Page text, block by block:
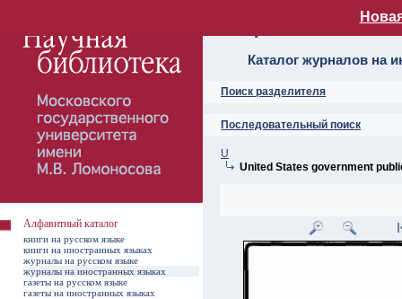
Алфавитный
Каталог журналов на
Поиск разделителя
Последовательный поиск
U
United States government
Алфавитный каталог
книги на русском языке
книги на иностранных языках
журналы на русском языке
журналы на иностранных языках
газеты на русском языке
газеты на иностранных языках